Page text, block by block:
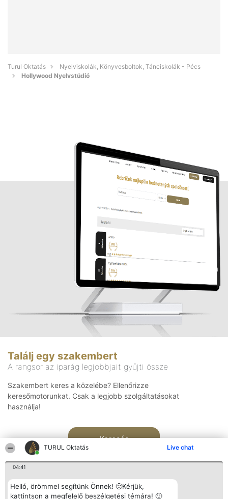
TURUL Oktatás Live chat
04:41
Helló, örömmel segítünk Önnek! 🙂Kérjük,
kattintson a megfelelő beszélgetési témára! 🙂
Turul Oktatás
Nyelviskolák, Könyvesboltok, Tánciskolák - Pécs
Hollywood Nyelvstúdió
Találj egy szakembert
A rangsor az iparág legjobbjait gyűjti össze
Szakembert keres a közelébe? Ellenőrizze
keresőmotorunkat. Csak a legjobb szolgáltatásokat
használja!
Keresés